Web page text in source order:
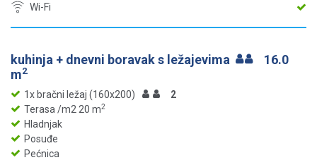
Wi-Fi
kuhinja + dnevni boravak s ležajevima
16.0
m2
1x bračni ležaj (160x200)
2
Terasa /m2 20 m2
Hladnjak
Posuđe
Pećnica